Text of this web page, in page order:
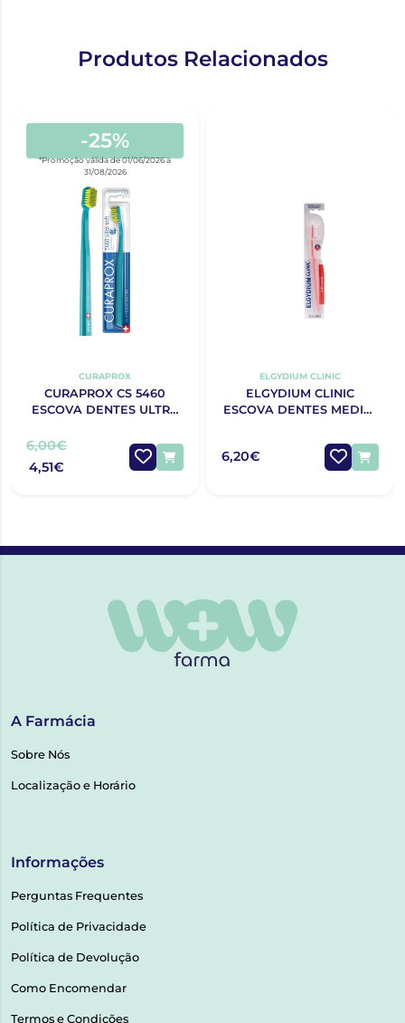
Produtos Relacionados
-25%
*Promoção válida de 01/06/2026 a
31/08/2026
CURAPROX
CURAPROX CS 5460
ESCOVA DENTES ULTRA
6,00€
4,51€
ELGYDIUM CLINIC
ELGYDIUM CLINIC
ESCOVA DENTES MEDIA-
6,20€
A Farmácia
Sobre Nós
Localização e Horário
Informações
Perguntas Frequentes
Política de Privacidade
Política de Devolução
Como Encomendar
Termos e Condições